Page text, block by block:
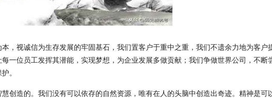
，视诚信为生存发展的牢固基石，我们置客户于重中之重，我们不遗余力地为客户
一位员工发挥其潜能，实现梦想，为企业发展多做贡献；我们争做世界公司，不断
。
创造的。我们没有可以依存的自然资源，唯有在人的头脑中创造出奇迹。精神是可